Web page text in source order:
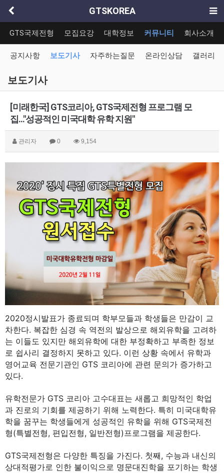
GTSKOREA
GTS국제전형 모집요강 대학정보 커뮤니티 회사소개
공지사항 보도기사 자주하는질문 온라인상담 갤러리
보도기사
[미래한국] GTS코리아, GTS국제전형 프로그램 모
집..."성공적인 미국대학 유학 지원"
관리자 0 9,154
2020정시발표가 종료되며 학부모들과 학생들은 만감이 교
차한다. 복잡한 심경 속 역전의 발상으로 해외유학을 고려하
는 이들도 있지만 해외유학에 대한 부정확하고 부족한 정보
로 쉽사리 결정하지 못하고 있다. 이런 상황 속에서 유학과
영어교육 전문기관인 GTS 코리아에 관련 문의가 증가하고
있다.
유학전문가 GTS 코리아 고수대표는 새롭고 희망적인 학업
과 진로의 기회를 제공하기 위해 노력한다. 특히 미국대학유
학을 꿈꾸는 학생들에게 성공적인 유학을 위해 GTS국제전
형(특별전형, 편입전형, 일반전형)프로그램을 제공한다.
GTS국제전형은 다양한 특징을 가진다. 첫째, 수능과 내신의
상대적평가로 인한 불이익으로 명문대진학을 포기하는 학생